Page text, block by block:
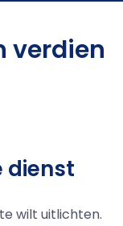
verdien
dienst
wilt uitlichten.